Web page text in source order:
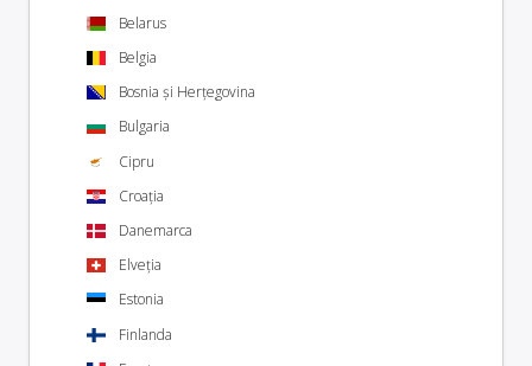
Belarus
Belgia
Bosnia și Herțegovina
Bulgaria
Cipru
Croația
Danemarca
Elveția
Estonia
Finlanda